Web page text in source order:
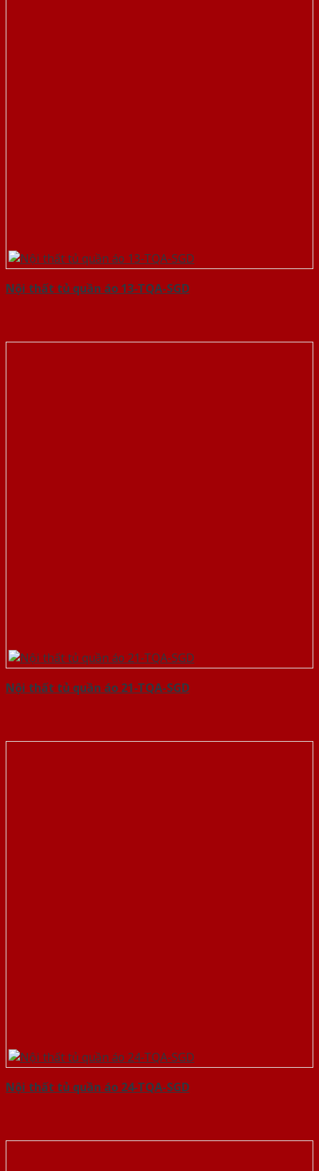
Nội thất tủ quần áo 13-TQA-SGD
Nội thất tủ quần áo 21-TQA-SGD
Nội thất tủ quần áo 24-TQA-SGD